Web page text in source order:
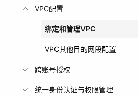
VPC配置
绑定和管理VPC
VPC其他目的网段配置
跨账号授权
统一身份认证与权限管理